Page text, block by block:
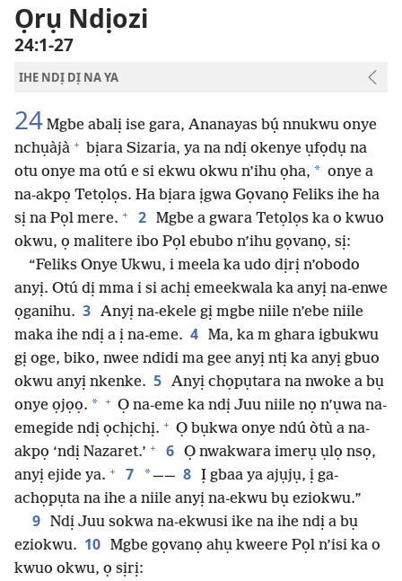
Ọrụ Ndịozi
24:1-27
IHE NDỊ DỊ NA YA
24 Mgbe abalị ise gara, Ananayas bụ́ nnukwu onye
nchụàjà + bịara Sizaria, ya na ndị okenye ụfọdụ na
otu onye ma otú e si ekwu okwu n’ihu ọha, * onye a
na-akpọ Tetọlọs. Ha bịara ịgwa Gọvanọ Feliks ihe ha
sị na Pọl mere. + 2 Mgbe a gwara Tetọlọs ka o kwuo
okwu, ọ malitere ibo Pọl ebubo n’ihu gọvanọ, sị:
“Feliks Onye Ukwu, i meela ka udo dịrị n’obodo
anyị. Otú dị mma i si achị emeekwala ka anyị na-enwe
ọganihu. 3 Anyị na-ekele gị mgbe niile n’ebe niile
maka ihe ndị a ị na-eme. 4 Ma, ka m ghara igbukwu
gị oge, biko, nwee ndidi ma gee anyị ntị ka anyị gbuo
okwu anyị nkenke. 5 Anyị chọpụtara na nwoke a bụ
onye ọjọọ. * + Ọ na-eme ka ndị Juu niile nọ n’ụwa na-
emegide ndị ọchịchị. + Ọ bụkwa onye ndú òtù a na-
akpọ ‘ndị Nazaret.’ + 6 Ọ nwakwara imerụ ụlọ nsọ,
anyị ejide ya. + 7 *—— 8 Ị gbaa ya ajụjụ, ị ga-
achọpụta na ihe a niile anyị na-ekwu bụ eziokwu.”
9 Ndị Juu sokwa na-ekwusi ike na ihe ndị a bụ
eziokwu. 10 Mgbe gọvanọ ahụ kweere Pọl n’isi ka o
kwuo okwu, ọ sịrị: